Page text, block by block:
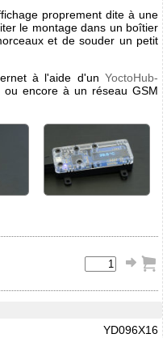
proprement dite à une
le montage dans un boîtier
et de souder un petit
à l'aide d'un YoctoHub-
ou encore à un réseau GSM
YD096X16